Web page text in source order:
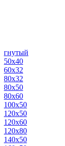
гнутый
50х40
60х32
80х32
80х50
80х60
100х50
120х50
120х60
120х80
140х50